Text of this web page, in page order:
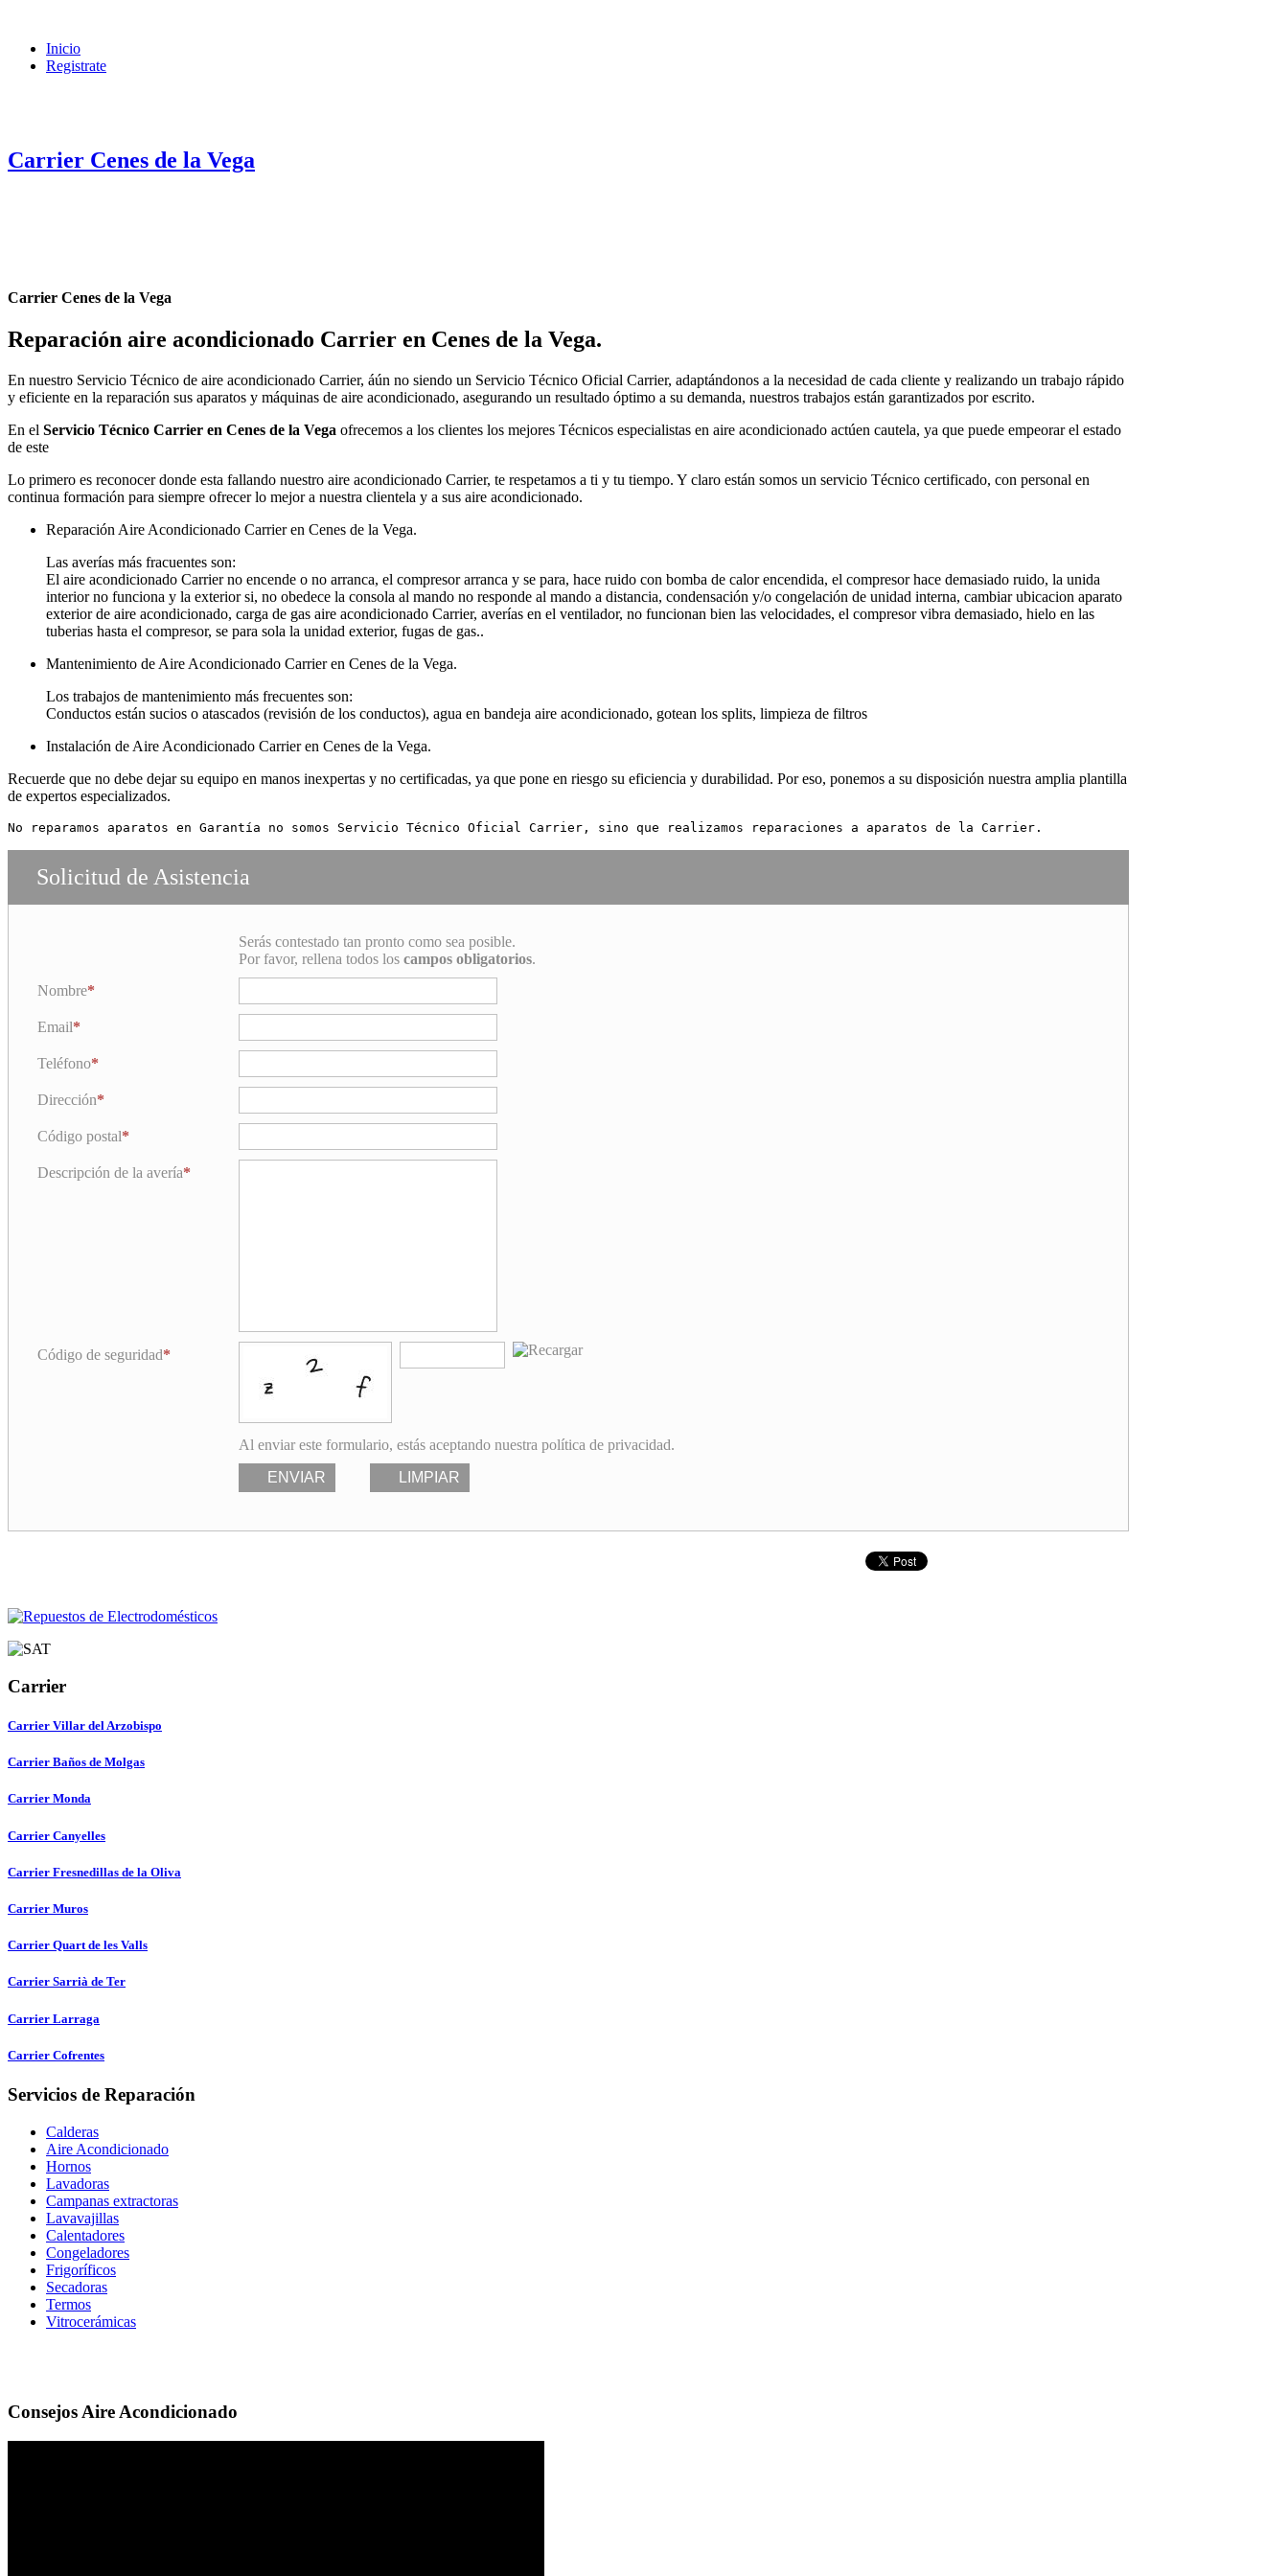
Inicio
Registrate
Carrier Cenes de la Vega
Carrier Cenes de la Vega
Reparación aire acondicionado Carrier en Cenes de la Vega.
En nuestro Servicio Técnico de aire acondicionado Carrier, áún no siendo un Servicio Técnico Oficial Carrier, adaptándonos a la necesidad de cada cliente y realizando un trabajo rápido
y eficiente en la reparación sus aparatos y máquinas de aire acondicionado, asegurando un resultado óptimo a su demanda, nuestros trabajos están garantizados por escrito.
En el Servicio Técnico Carrier en Cenes de la Vega ofrecemos a los clientes los mejores Técnicos especialistas en aire acondicionado actúen cautela, ya que puede empeorar el estado
de este
Lo primero es reconocer donde esta fallando nuestro aire acondicionado Carrier, te respetamos a ti y tu tiempo. Y claro están somos un servicio Técnico certificado, con personal en
continua formación para siempre ofrecer lo mejor a nuestra clientela y a sus aire acondicionado.
Reparación Aire Acondicionado Carrier en Cenes de la Vega.
Las averías más fracuentes son:
El aire acondicionado Carrier no encende o no arranca, el compresor arranca y se para, hace ruido con bomba de calor encendida, el compresor hace demasiado ruido, la unida
interior no funciona y la exterior si, no obedece la consola al mando no responde al mando a distancia, condensación y/o congelación de unidad interna, cambiar ubicacion aparato
exterior de aire acondicionado, carga de gas aire acondicionado Carrier, averías en el ventilador, no funcionan bien las velocidades, el compresor vibra demasiado, hielo en las
tuberias hasta el compresor, se para sola la unidad exterior, fugas de gas..
Mantenimiento de Aire Acondicionado Carrier en Cenes de la Vega.
Los trabajos de mantenimiento más frecuentes son:
Conductos están sucios o atascados (revisión de los conductos), agua en bandeja aire acondicionado, gotean los splits, limpieza de filtros
Instalación de Aire Acondicionado Carrier en Cenes de la Vega.
Recuerde que no debe dejar su equipo en manos inexpertas y no certificadas, ya que pone en riesgo su eficiencia y durabilidad. Por eso, ponemos a su disposición nuestra amplia plantilla
de expertos especializados.
No reparamos aparatos en Garantía no somos Servicio Técnico Oficial Carrier, sino que realizamos reparaciones a aparatos de la Carrier.
Solicitud de Asistencia
Serás contestado tan pronto como sea posible.
Por favor, rellena todos los campos obligatorios.
Nombre
Email
Teléfono
Dirección
Código postal
Descripción de la avería
Código de seguridad
Al enviar este formulario, estás aceptando nuestra política de privacidad.
ENVIAR
LIMPIAR
Carrier
Carrier Villar del Arzobispo
Carrier Baños de Molgas
Carrier Monda
Carrier Canyelles
Carrier Fresnedillas de la Oliva
Carrier Muros
Carrier Quart de les Valls
Carrier Sarrià de Ter
Carrier Larraga
Carrier Cofrentes
Servicios de Reparación
Calderas
Aire Acondicionado
Hornos
Lavadoras
Campanas extractoras
Lavavajillas
Calentadores
Congeladores
Frigoríficos
Secadoras
Termos
Vitrocerámicas
Consejos Aire Acondicionado